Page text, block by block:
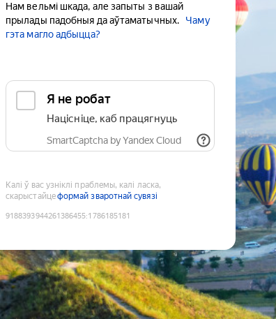
Нам вельмі шкада, але запыты з вашай
прылады падобныя да аўтаматычных.
Чаму
гэта магло адбыцца?
Я не робат
Націсніце, каб працягнуць
SmartCaptcha by Yandex Cloud
Калі ў вас узніклі праблемы, калі ласка,
скарыстайцеформай зваротнай сувязі
9188393944261386455:1786185181